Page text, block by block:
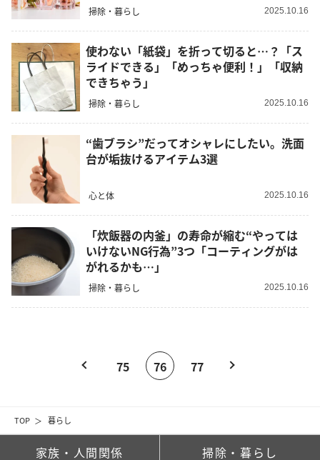
TOP 暮らし
掃除・暮らし 2025.10.16
使わない「紙袋」を折って切ると…？「ス
ライドできる」「めっちゃ便利！」「収納
できちゃう」
掃除・暮らし 2025.10.16
“歯ブラシ”だってオシャレにしたい。洗面
台が垢抜けるアイテム3選
心と体 2025.10.16
「炊飯器の内釜」の寿命が縮む“やっては
いけないNG行為”3つ「コーティングがは
がれるかも…」
掃除・暮らし 2025.10.16
75 76 77
家族・人間関係 掃除・暮らし